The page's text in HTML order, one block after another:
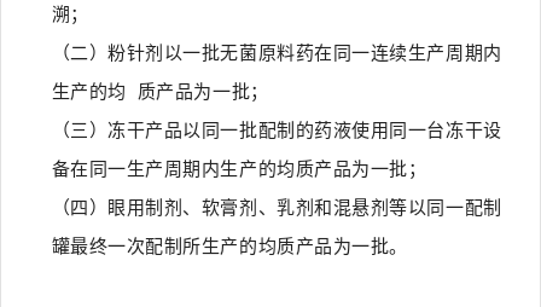
溯；
（二）粉针剂以一批无菌原料药在同一连续生产周期内
生产的均 质产品为一批；
（三）冻干产品以同一批配制的药液使用同一台冻干设
备在同一生产周期内生产的均质产品为一批；
（四）眼用制剂、软膏剂、乳剂和混悬剂等以同一配制
罐最终一次配制所生产的均质产品为一批。